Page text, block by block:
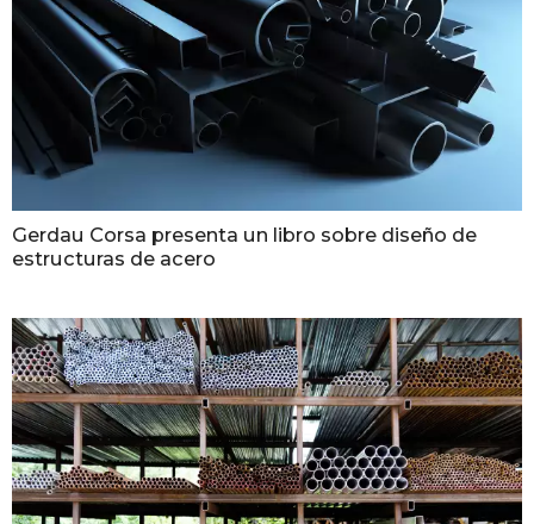
Gerdau Corsa presenta un libro sobre diseño de
estructuras de acero